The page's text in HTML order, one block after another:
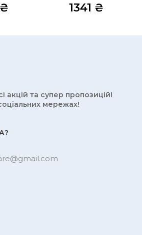
₴ 1341 ₴
акцій та супер пропозицій!
мережах!